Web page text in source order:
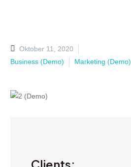
Oktober 11, 2020
Business (Demo)
Marketing (Demo)
Clients: